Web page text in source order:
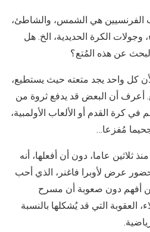
الفرنسيين هي الشمس، والشاطئ،
وجولات الكرة الحديدية، الخ. هل
عن هذه المُتع؟
كل واحد يجد متعته حيث يستطيع،
أعرف أن البعض قد يدفع ثروة من
كرة القدم أو الألعاب الأولمبية،
مُفزعا…
ثلاثين عاما، دون أن أفعلها، أنه
عرض لأوبرا فاغنر، الذي أحب
أفهم دون صعوبة أن مسرح
العقوبة التي قد يُشكلها بالنسبة